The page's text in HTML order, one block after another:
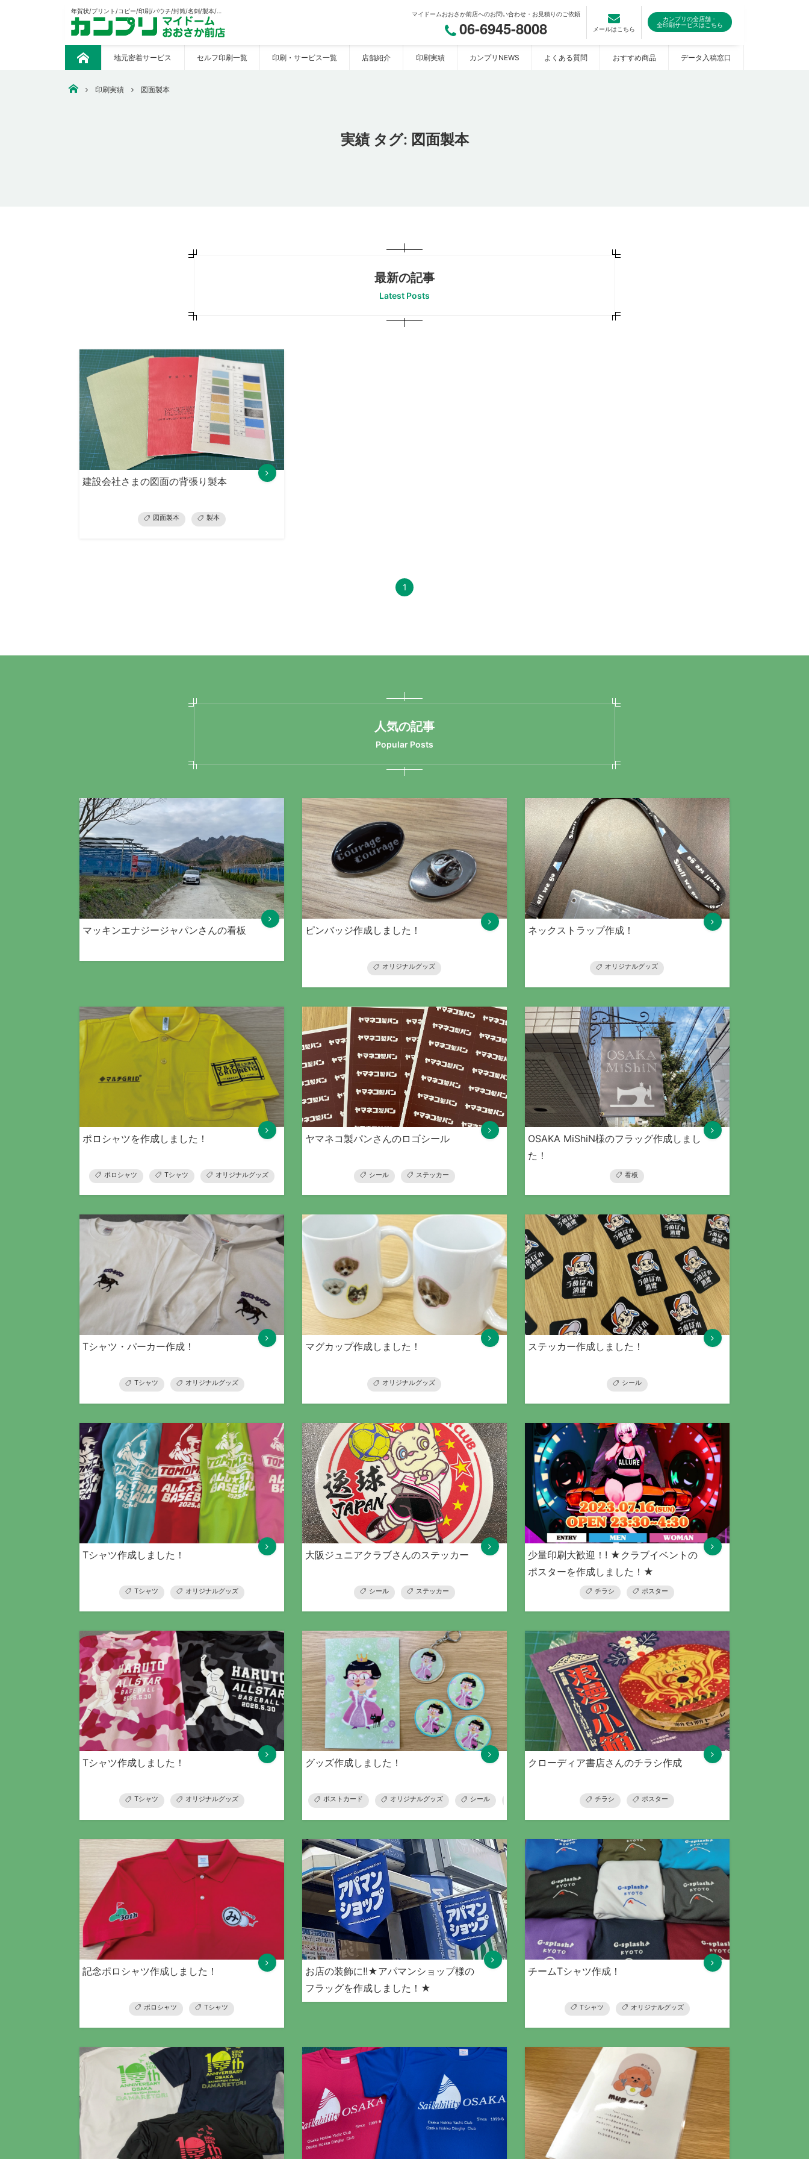
マイドームおおさか前店へのお問い合わせ・お見積りのご依頼
06-6945-8008 メールはこちら
カンプリの全店舗・
全印刷サービスはこちら
ト
プ
地元密着サービス セルフ印刷一覧 印刷・サービス一覧 店舗紹介 印刷実績 カンプリNEWS よくある質問 おすすめ商品 データ入稿窓口
大阪市中央区で安いコピー・印刷なら【カンプリマイドームおおさか】
印刷実績 図面製本
実績 タグ: 図面製本
最新の記事
Latest Posts
建設会社さまの図面の背張り製本
図面製本 製本
1
人気の記事
Popular Posts
マッキンエナジージャパンさんの看板 ピンバッジ作成しました！
オリジナルグッズ
ネックストラップ作成！
オリジナルグッズ
ポロシャツを作成しました！
ポロシャツ Tシャツ オリジナルグッズ
ヤマネコ製パンさんのロゴシール
シール ステッカー
OSAKA MiShiN様のフラッグ作成しまし
た！
看板
Tシャツ・パーカー作成！
Tシャツ オリジナルグッズ
マグカップ作成しました！
オリジナルグッズ
ステッカー作成しました！
シール
Tシャツ作成しました！
Tシャツ オリジナルグッズ
大阪ジュニアクラブさんのステッカー
シール ステッカー
少量印刷大歓迎！! ★クラブイベントの
ポスターを作成しました！★
チラシ ポスター
Tシャツ作成しました！
Tシャツ オリジナルグッズ
グッズ作成しました！
ポストカード オリジナルグッズ シール
クローディア書店さんのチラシ作成
チラシ ポスター
記念ポロシャツ作成しました！
ポロシャツ Tシャツ
お店の装飾に!!★アパマンショップ様の
フラッグを作成しました！★
チームTシャツ作成！
Tシャツ オリジナルグッズ